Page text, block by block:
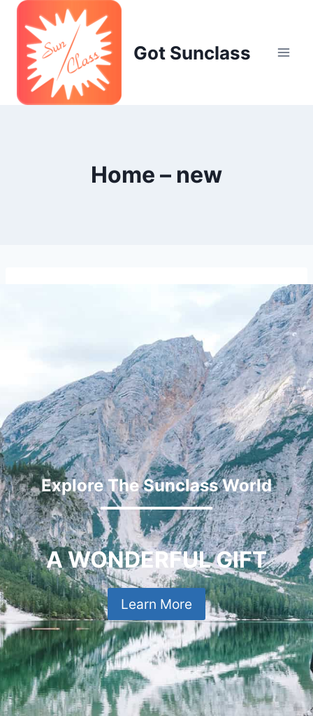
Skip
content
Got Sunclass
Home – new
Explore The Sunclass World
A WONDERFUL GIFT
Learn More